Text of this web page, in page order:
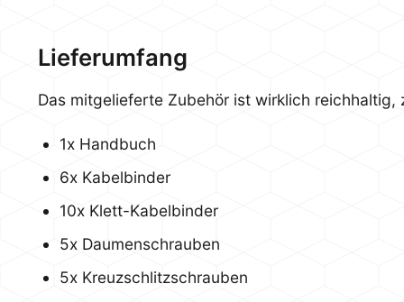
Lieferumfang
Das mitgelieferte Zubehör ist wirklich
1x Handbuch
6x Kabelbinder
10x Klett-Kabelbinder
5x Daumenschrauben
5x Kreuzschlitzschrauben